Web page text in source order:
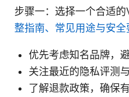
步骤一：选择一个合适
整指南、常见用途与安全
优先考虑知名品牌，
关注最近的隐私评测
了解退款政策，确保